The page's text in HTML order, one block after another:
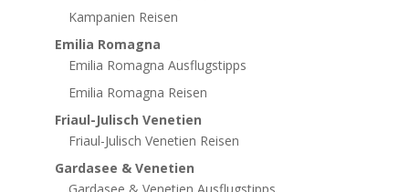
Kampanien Reisen
Emilia Romagna
Emilia Romagna Ausflugstipps
Emilia Romagna Reisen
Friaul-Julisch Venetien
Friaul-Julisch Venetien Reisen
Gardasee & Venetien